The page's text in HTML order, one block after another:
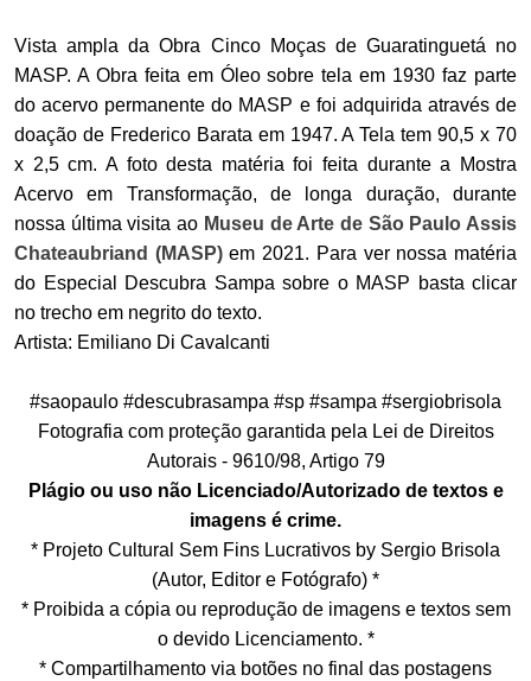
Vista ampla da Obra Cinco Moças de Guaratinguetá no
MASP. A Obra feita em Óleo sobre tela em 1930 faz parte
do acervo permanente do MASP e foi adquirida através de
doação de Frederico Barata em 1947. A Tela tem 90,5 x 70
x 2,5 cm. A foto desta matéria foi feita durante a Mostra
Acervo em Transformação, de longa duração, durante
nossa última visita ao Museu de Arte de São Paulo Assis
Chateaubriand (MASP)em 2021. Para ver nossa matéria
do Especial Descubra Sampa sobre o MASP basta clicar
no trecho em negrito do texto.
Artista: Emiliano Di Cavalcanti
#saopaulo #descubrasampa #sp #sampa #sergiobrisola
Fotografia com proteção garantida pela Lei de Direitos
Autorais - 9610/98, Artigo 79
Plágio ou uso não Licenciado/Autorizado de textos e
imagens é crime.
* Projeto Cultural Sem Fins Lucrativos by Sergio Brisola
(Autor, Editor e Fotógrafo) *
* Proibida a cópia ou reprodução de imagens e textos sem
o devido Licenciamento. *
* Compartilhamento via botões no final das postagens